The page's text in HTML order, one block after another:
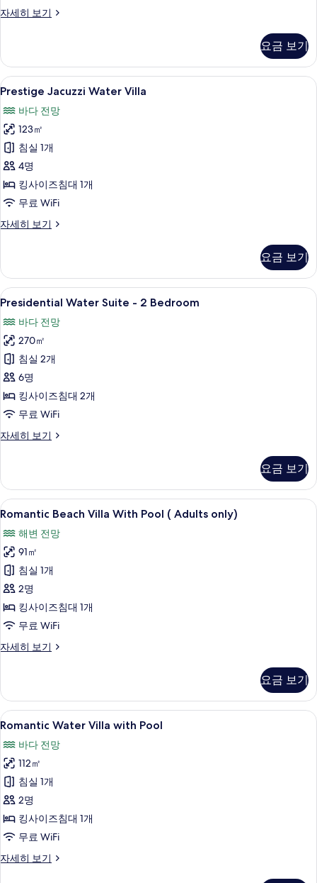
두
자세히 보기
Grand
Pool
자
세
보
기
요금 보기
Prestige
Jacuzzi
Water
Villa
사
진
모
두
보
Prestige Jacuzzi Water Villa | 미니바,
6
Prestige Jacuzzi Water Villa
바다 전망
123㎡
침실 1개
4명
킹사이즈침대 1개
무료 WiFi
자세히 보기
Prestige
자
세
히
기
요금 보기
Presidential
Water
Suite
-
2
Bedroom
사
진
모
기
Presidential Water Suite - 2 Bedroom
5
Presidential Water Suite - 2 Bedroom
바다 전망
270㎡
침실 2개
6명
킹사이즈침대 2개
무료 WiFi
자세히 보기
Presidential
2
Bedroom
자
히
보
기
요금 보기
Romantic
Beach
Villa
With
Pool
(
Adults
only)
진
두
보
기
Romantic Beach Villa With Pool (
5
Romantic Beach Villa With Pool ( Adults only)
해변 전망
91㎡
침실 1개
2명
킹사이즈침대 1개
무료 WiFi
자세히 보기
Romantic
Pool
Adults
자
세
히
보
기
요금 보기
Romantic
Water
Villa
with
Pool
사
진
모
두
Romantic Water Villa with Pool | 미니
5
Romantic Water Villa with Pool
바다 전망
112㎡
침실 1개
2명
킹사이즈침대 1개
무료 WiFi
자세히 보기
Romantic